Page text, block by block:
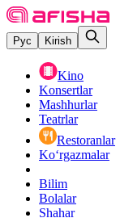
Рус Kirish
Kino
Konsertlar
Mashhurlar
Teatrlar
Restoranlar
Ko‘rgazmalar
Bilim
Bolalar
Shahar